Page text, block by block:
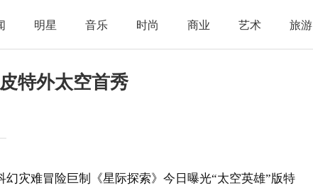
明星 音乐 时尚 商业 艺术 旅游
特外太空首秀
幻灾难冒险巨制《星际探索》今日曝光“太空英雄”版特